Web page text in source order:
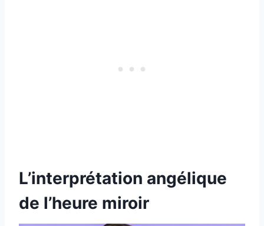
L’interprétation angélique
de l’heure miroir